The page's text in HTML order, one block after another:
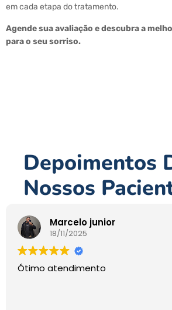
em cada etapa do tratamento.
Agende sua avaliação e descubra a
para o seu sorriso.
Depoimentos
Nossos
Marcelo junior
18/11/2025
Ótimo atendimento